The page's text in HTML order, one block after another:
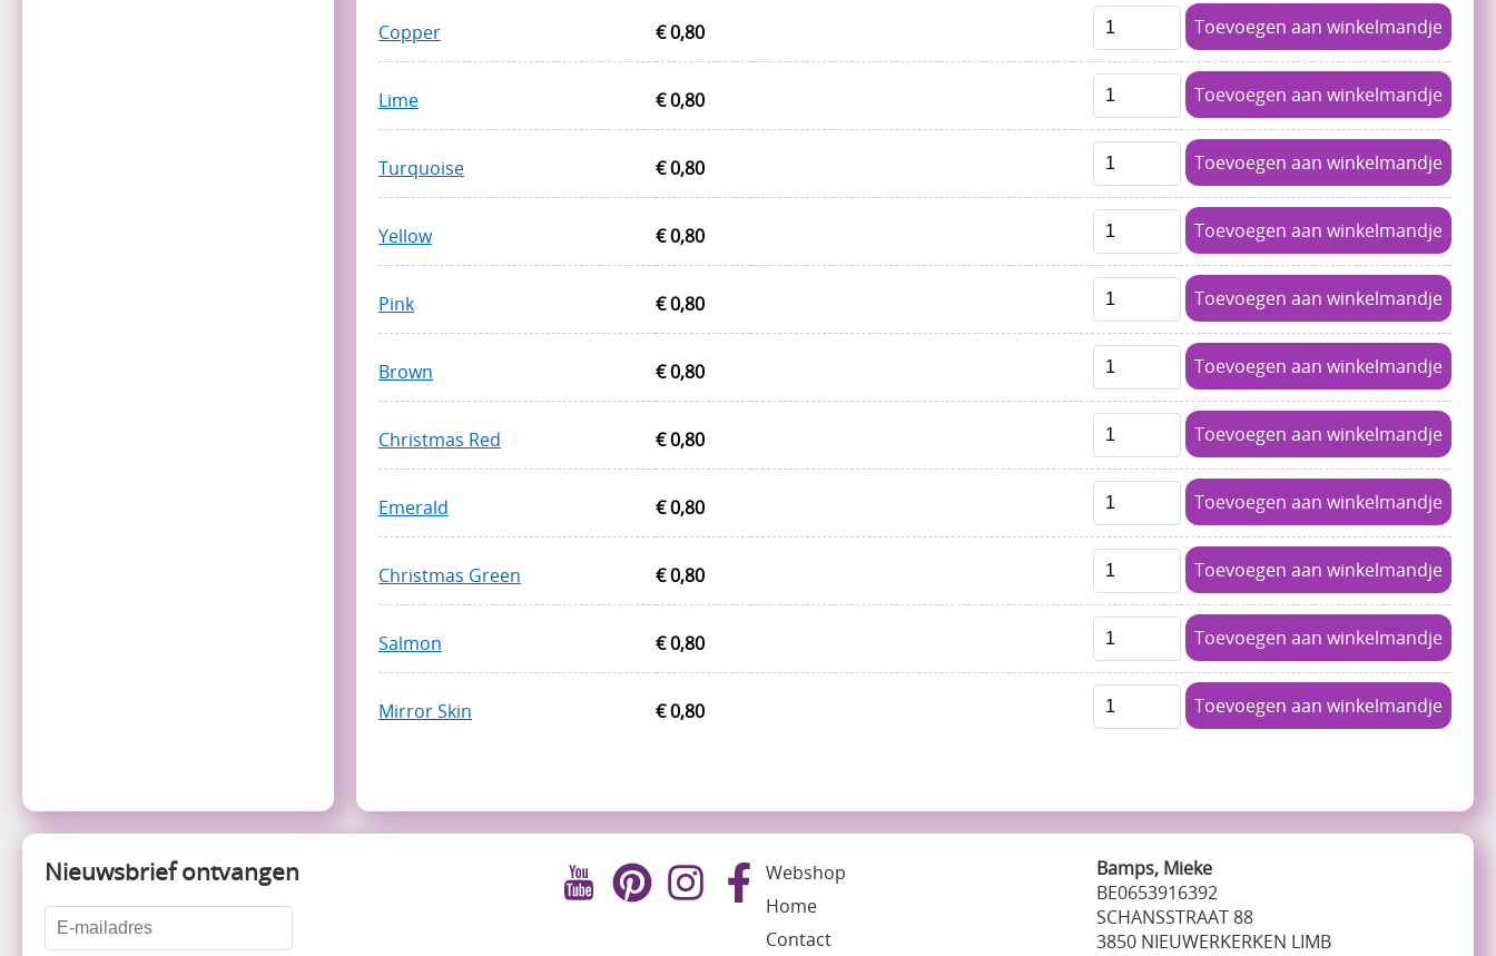
Copper € 0,80 Toevoegen aan winkelmandje
Lime € 0,80 Toevoegen aan winkelmandje
Turquoise € 0,80 Toevoegen aan winkelmandje
Yellow € 0,80 Toevoegen aan winkelmandje
Pink € 0,80 Toevoegen aan winkelmandje
Brown € 0,80 Toevoegen aan winkelmandje
Christmas Red € 0,80 Toevoegen aan winkelmandje
Emerald € 0,80 Toevoegen aan winkelmandje
Christmas Green € 0,80 Toevoegen aan winkelmandje
Salmon € 0,80 Toevoegen aan winkelmandje
Mirror Skin € 0,80 Toevoegen aan winkelmandje
Webshop
Home
Contact
Bamps, Mieke
BE0653916392
SCHANSSTRAAT 88
3850 NIEUWERKERKEN LIMB
Nieuwsbrief ontvangen